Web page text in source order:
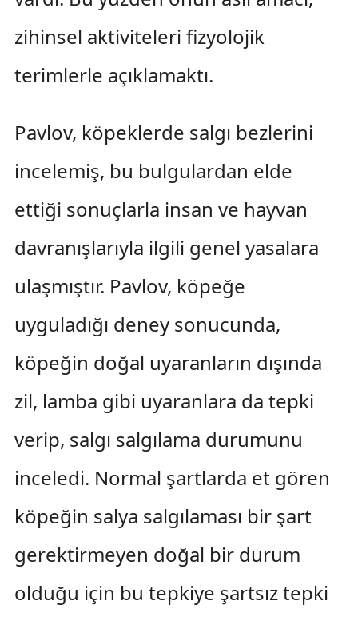
zihinsel aktiviteleri fizyolojik
terimlerle açıklamaktı.
Pavlov, köpeklerde salgı bezlerini
incelemiş, bu bulgulardan elde
ettiği sonuçlarla insan ve hayvan
davranışlarıyla ilgili genel yasalara
ulaşmıştır. Pavlov, köpeğe
uyguladığı deney sonucunda,
köpeğin doğal uyaranların dışında
zil, lamba gibi uyaranlara da tepki
verip, salgı salgılama durumunu
inceledi. Normal şartlarda et gören
köpeğin salya salgılaması bir şart
gerektirmeyen doğal bir durum
olduğu için bu tepkiye şartsız tepki